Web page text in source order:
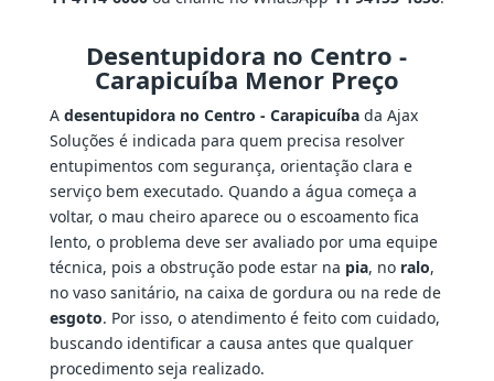
Desentupidora no Centro -
Carapicuíba Menor Preço
A desentupidora no Centro - Carapicuíbada Ajax
Soluções é indicada para quem precisa resolver
entupimentos com segurança, orientação clara e
serviço bem executado. Quando a água começa a
voltar, o mau cheiro aparece ou o escoamento fica
lento, o problema deve ser avaliado por uma equipe
técnica, pois a obstrução pode estar na pia, no ralo,
no vaso sanitário, na caixa de gordura ou na rede de
esgoto. Por isso, o atendimento é feito com cuidado,
buscando identificar a causa antes que qualquer
procedimento seja realizado.